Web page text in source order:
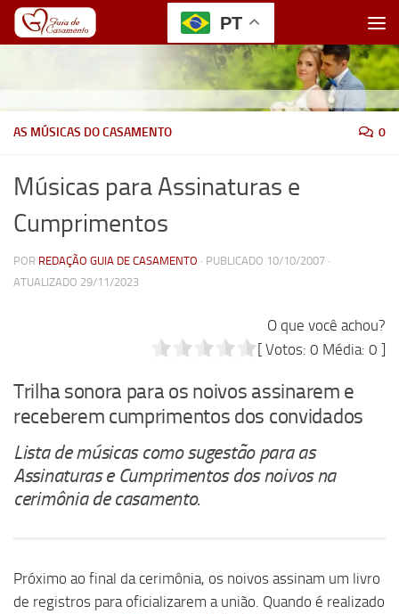
Skip to content
AS MÚSICAS DO CASAMENTO 0
Músicas para Assinaturas e
Cumprimentos
POR REDAÇÃO GUIA DE CASAMENTO · PUBLICADO 10/10/2007 ·
ATUALIZADO 29/11/2023
O que você achou?
[ Votos: 0 Média: 0 ]
Trilha sonora para os noivos assinarem e
receberem cumprimentos dos convidados
Lista de músicas como sugestão para as
Assinaturas e Cumprimentos dos noivos na
cerimônia de casamento.
Próximo ao final da cerimônia, os noivos assinam um livro
de registros para oficializarem a união. Quando é realizado
PT